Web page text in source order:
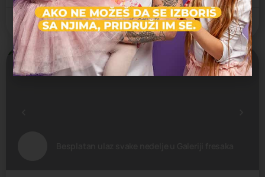
Arena Cineplex